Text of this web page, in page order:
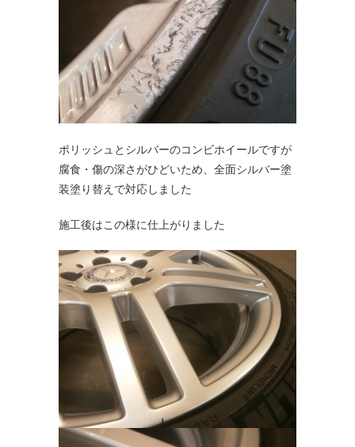
ポリッシュとシルバーのコンビホイールですが
腐食・傷の深さがひどいため、全面シルバー塗
装塗り替えで対応しました
施工後はこの様に仕上がりました